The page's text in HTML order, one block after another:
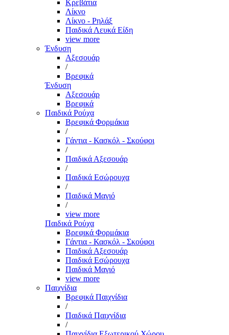
Κρεβάτια
Λίκνο
Λίκνο - Ρηλάξ
Παιδικά Λευκά Είδη
view more
Ένδυση
Αξεσουάρ
/
Βρεφικά
Ένδυση
Αξεσουάρ
Βρεφικά
Παιδικά Ρούχα
Βρεφικά Φορμάκια
/
Γάντια - Κασκόλ - Σκούφοι
/
Παιδικά Αξεσουάρ
/
Παιδικά Εσώρουχα
/
Παιδικά Μαγιό
/
view more
Παιδικά Ρούχα
Βρεφικά Φορμάκια
Γάντια - Κασκόλ - Σκούφοι
Παιδικά Αξεσουάρ
Παιδικά Εσώρουχα
Παιδικά Μαγιό
view more
Παιχνίδια
Βρεφικά Παιχνίδια
/
Παιδικά Παιχνίδια
/